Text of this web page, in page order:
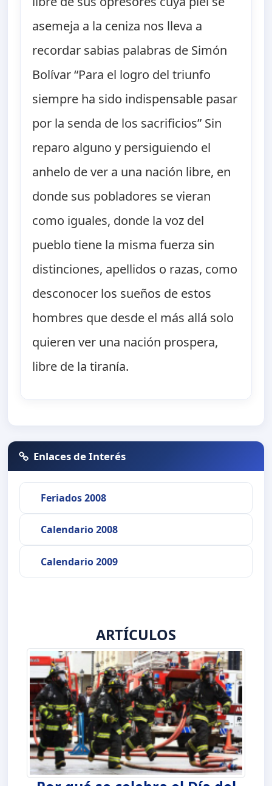
asemeja a la ceniza nos lleva a
recordar sabias palabras de Simón
Bolívar “Para el logro del triunfo
siempre ha sido indispensable pasar
por la senda de los sacrificios” Sin
reparo alguno y persiguiendo el
anhelo de ver a una nación libre, en
donde sus pobladores se vieran
como iguales, donde la voz del
pueblo tiene la misma fuerza sin
distinciones, apellidos o razas, como
desconocer los sueños de estos
hombres que desde el más allá solo
quieren ver una nación prospera,
libre de la tiranía.
Enlaces de Interés
Feriados 2008
Calendario 2008
Calendario 2009
ARTÍCULOS